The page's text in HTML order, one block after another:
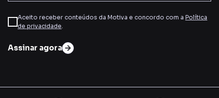
Aceito receber conteúdos da Motiva e concordo com a Política
de privacidade
Assinar agora